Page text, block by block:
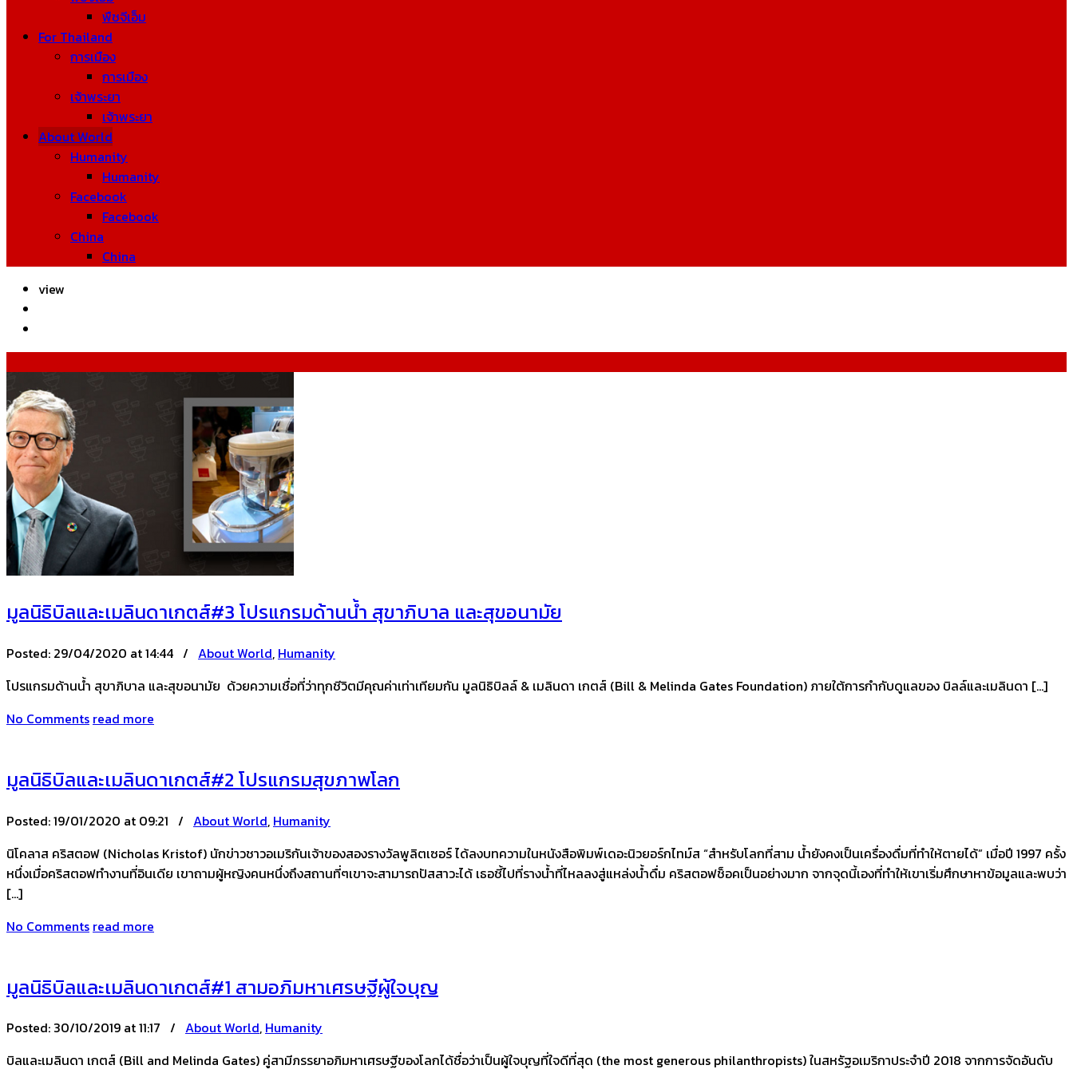
พืชจีเอ็ม
For Thailand
การเมือง
การเมือง
เจ้าพระยา
เจ้าพระยา
About World
Humanity
Humanity
Facebook
Facebook
China
China
view
มูลนิธิบิลและเมลินดาเกตส์#3 โปรแกรมด้านน้ำ สุขาภิบาล และสุขอนามัย
Posted: 29/04/2020 at 14:44 / About World, Humanity
โปรแกรมด้านน้ำ สุขาภิบาล และสุขอนามัย ด้วยความเชื่อที่ว่าทุกชีวิตมีคุณค่าเท่าเทียมกัน มูลนิธิบิลล์ & เมลินดา เกตส์ (Bill & Melinda Gates Foundation) ภายใต้การกำกับดูแลของ บิลล์และเมลินดา […]
No Comments read more
มูลนิธิบิลและเมลินดาเกตส์#2 โปรแกรมสุขภาพโลก
Posted:19/01/2020 at 09:21 / About World, Humanity
นิโคลาส คริสตอฟ (Nicholas Kristof) นักข่าวชาวอเมริกันเจ้าของสองรางวัลพูลิตเซอร์ ได้ลงบทความในหนังสือพิมพ์เดอะนิวยอร์กไทม์ส “สำหรับโลกที่สาม น้ำยังคงเป็นเครื่องดื่มที่ทำให้ตายได้” เมื่อปี 1997 ครั้ง
หนึ่งเมื่อคริสตอฟทำงานที่อินเดีย เขาถามผู้หญิงคนหนึ่งถึงสถานที่ๆเขาจะสามารถปัสสาวะได้ เธอชี้ไปที่รางน้ำที่ไหลลงสู่แหล่งน้ำดื่ม คริสตอฟช็อคเป็นอย่างมาก จากจุดนี้เองที่ทำให้เขาเริ่มศึกษาหาข้อมูลและพบว่า
[…]
No Comments read more
มูลนิธิบิลและเมลินดาเกตส์#1 สามอภิมหาเศรษฐีผู้ใจบุญ
Posted: 30/10/2019 at 11:17 / About World, Humanity
บิลและเมลินดา เกตส์ (Bill and Melinda Gates) คู่สามีภรรยาอภิมหาเศรษฐีของโลกได้ชื่อว่าเป็นผู้ใจบุญที่ใจดีที่สุด (the most generous philanthropists) ในสหรัฐอเมริกาประจำปี 2018 จากการจัดอันดับ